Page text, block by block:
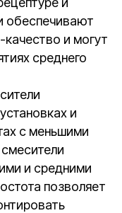
обеспечивают
и могут
среднего
и
с меньшими
и средними
позволяет